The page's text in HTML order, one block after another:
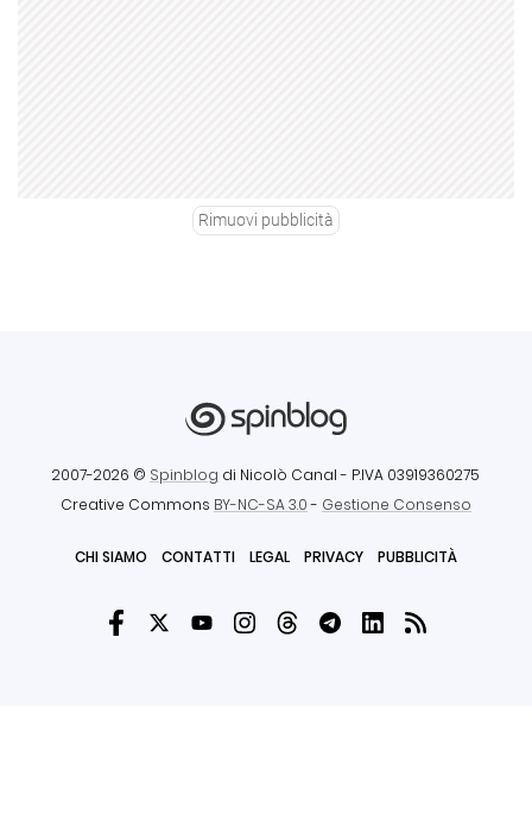
Rimuovi pubblicità
2007-2026 © Spinblog di Nicolò Canal - P.IVA 03919360275
Creative Commons BY-NC-SA 3.0- Gestione Consenso
CHI SIAMO CONTATTI LEGAL PRIVACY PUBBLICITÀ